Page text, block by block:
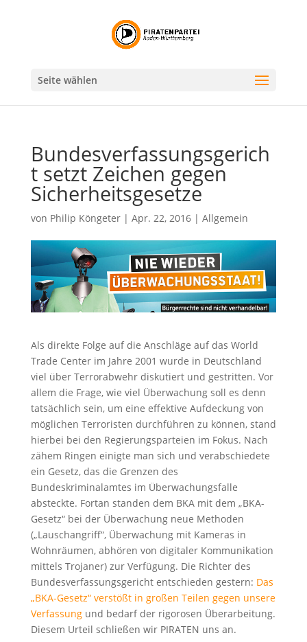
Seite wählen
Bundesverfassungsgerich
t setzt Zeichen gegen
Sicherheitsgesetze
von Philip Köngeter| Apr. 22, 2016| Allgemein
Als direkte Folge auf die Anschläge auf das World
Trade Center im Jahre 2001 wurde in Deutschland
viel über Terrorabwehr diskutiert und gestritten. Vor
allem die Frage, wie viel Überwachung soll es denn
tatsächlich sein, um eine effektive Aufdeckung von
möglichen Terroristen durchführen zu können, stand
hierbei bei den Regierungsparteien im Fokus. Nach
zähem Ringen einigte man sich und verabschiedete
ein Gesetz, das die Grenzen des
Bundeskriminalamtes im Überwachungsfalle
absteckte. Fortan standen dem BKA mit dem „BKA-
Gesetz“ bei der Überwachung neue Methoden
(„Lauschangriff“, Überwachung mit Kameras in
Wohnräumen, abhören von digitaler Kommunikation
mittels Trojaner) zur Verfügung. Die Richter des
Bundesverfassungsgericht entschieden gestern: Das
„BKA-Gesetz“ verstößt in großen Teilen gegen unsere
Verfassungund bedarf der rigorosen Überarbeitung.
Diesem Urteil schließen wir PIRATEN uns an.